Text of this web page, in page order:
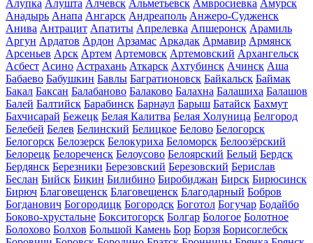
Алупка Алушта Алчевск Альметьевск Амвросиевка Амурск
Анадырь Анапа Ангарск Андреаполь Анжеро-Судженск
Анива Антрацит Апатиты Апрелевка Апшеронск Арамиль
Аргун Ардатов Ардон Арзамас Аркадак Армавир Армянск
Арсеньев Арск Артем Артемовск Артемовский Архангельск
Асбест Асино Астрахань Аткарск Ахтубинск Ачинск Аша
Бабаево Бабушкин Бавлы Багратионовск Байкальск Баймак
Бакал Баксан Балабаново Балаково Балахна Балашиха Балашов
Балей Балтийск Барабинск Барнаул Барыш Батайск Бахмут
Бахчисарай Бежецк Белая Калитва Белая Холуница Белгород
Белебей Белев Белинский Белицкое Белово Белогорск
Белогорск Белозерск Белокуриха Беломорск Белоозёрский
Белорецк Белореченск Белоусово Белоярский Белый Бердск
Бердянск Березники Березовский Березовский Берислав
Беслан Бийск Бикин Билибино Биробиджан Бирск Бирюсинск
Бирюч Благовещенск Благовещенск Благодарный Бобров
Богданович Богородицк Богородск Боготол Богучар Бодайбо
Боково-хрустальне Бокситогорск Болгар Бологое Болотное
Болохово Болхов Большой Камень Бор Борзя Борисоглебск